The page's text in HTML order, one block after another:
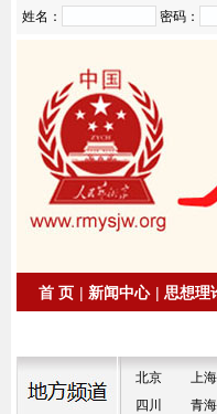
姓名： 密码：
首 页 | 新闻中心 | 思想理
北京 上海
四川
青海